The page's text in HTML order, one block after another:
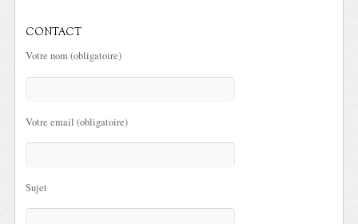
CONTACT
Votre nom (obligatoire)
Votre email (obligatoire)
Sujet